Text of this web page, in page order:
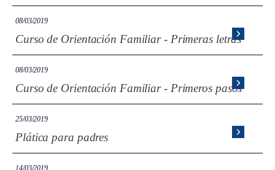
08/03/2019
Curso de Orientación Familiar - Primeras letras
08/03/2019
Curso de Orientación Familiar - Primeros pasos
25/03/2019
Plática para padres
14/03/2019